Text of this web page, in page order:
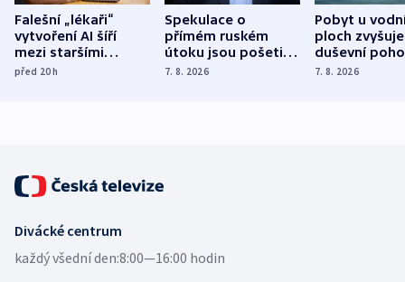
Falešní „lékaři“
vytvoření AI šíří
mezi staršími
Poláky nebezpečné
před 20h
Spekulace o
přímém ruském
útoku jsou pošetilé,
míní estonský
7. 8. 2026
Pobyt u
ploch zvyšuje
duševní
ukázala
7. 8. 2026
Divácké centrum
každý všední den:8:00—16:00 hodin